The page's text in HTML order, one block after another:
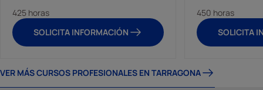
425 horas
SOLICITA INFORMACIÓN
450 horas
SOLICITA
VER MÁS CURSOS PROFESIONALES EN TARRAGONA